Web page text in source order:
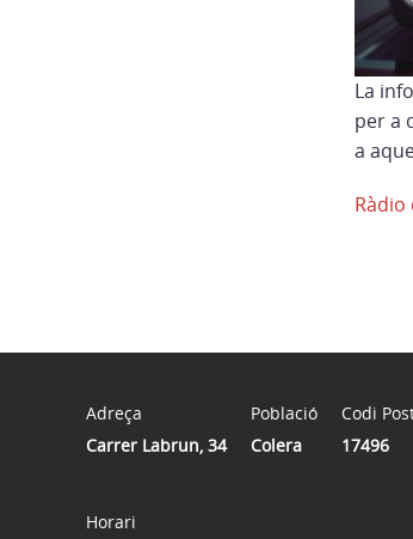
La
per a
a
Ràdio
Adreça
Carrer Labrun, 34
Població
Colera
Codi
17496
Horari